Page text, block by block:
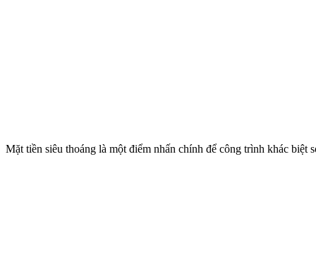
Mặt tiền siêu thoáng là một điểm nhấn chính để công trình khác biệt